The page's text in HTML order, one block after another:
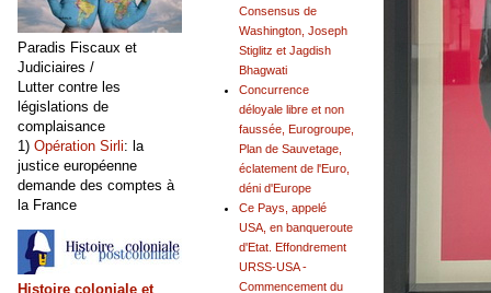
Consensus de
Washington, Joseph
Stiglitz et Jagdish
Bhagwati
Concurrence
déloyale libre et non
faussée, Eurogroupe,
Plan de Sauvetage,
éclatement de l'Euro,
déni d'Europe
Ce Pays, appelé
USA, en banqueroute
d'Etat. Effondrement
URSS-USA -
Commencement du
Paradis Fiscaux et
Judiciaires /
Lutter contre les
législations de
complaisance
1) Opération Sirli: la
justice européenne
demande des comptes à
la France
Histoire coloniale et